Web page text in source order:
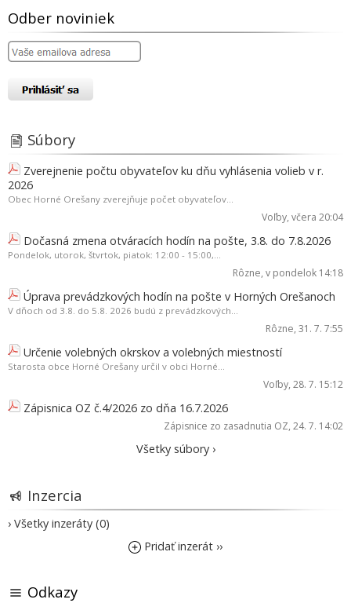
Odber noviniek
Súbory
Zverejnenie počtu obyvateľov ku dňu vyhlásenia volieb v r.
2026
Obec Horné Orešany zverejňuje počet obyvateľov...
Voľby, včera 20:04
Dočasná zmena otváracích hodín na pošte, 3.8. do 7.8.2026
Pondelok, utorok, štvrtok, piatok: 12:00 - 15:00,...
Rôzne, v pondelok 14:18
Úprava prevádzkových hodín na pošte v Horných Orešanoch
V dňoch od 3.8. do 5.8. 2026 budú z prevádzkových...
Rôzne, 31. 7. 7:55
Určenie volebných okrskov a volebných miestností
Starosta obce Horné Orešany určil v obci Horné...
Voľby, 28. 7. 15:12
Zápisnica OZ č.4/2026 zo dňa 16.7.2026
Zápisnice zo zasadnutia OZ, 24. 7. 14:02
Všetky súbory ›
Inzercia
› Všetky inzeráty (0)
Pridať inzerát ››
Odkazy